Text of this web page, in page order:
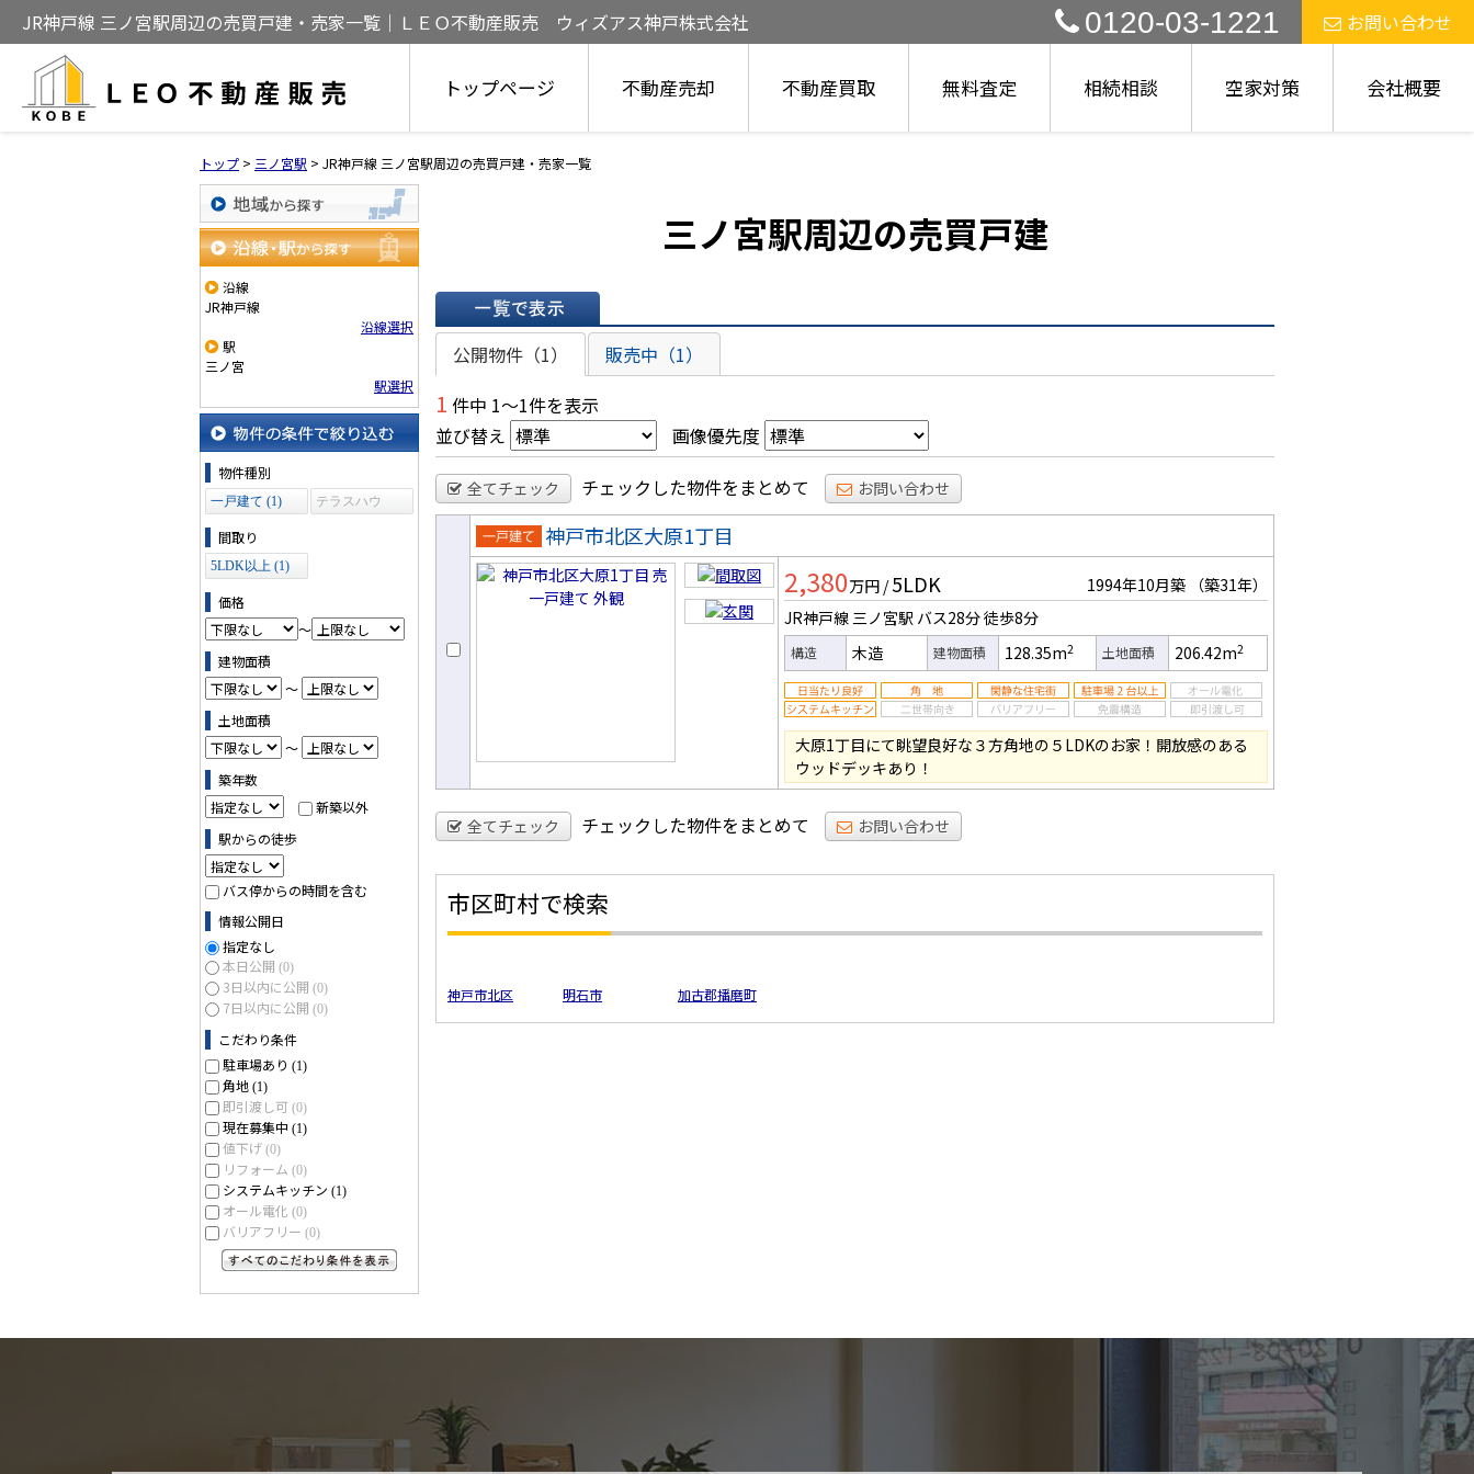
JR神戸線 三ノ宮駅周辺の売買戸建・売家一覧｜ＬＥＯ不動産販売 ウィズアス神戸株式会社 0120-03-1221 お問い合わせ
トップページ 不動産売却 不動産買取 無料査定 相続相談 空家対策 会社概要
トップ > 三ノ宮駅 > JR神戸線 三ノ宮駅周辺の売買戸建・売家一覧
地域から探す
沿線・駅から探す
沿線
JR神戸線
沿線選択
駅
三ノ宮
駅選択
物件の条件で絞り込む
物件種別
一戸建て (1)
テラスハウ
間取り
5LDK以上 (1)
価格
～
建物面積
～
土地面積
～
築年数
新築以外
駅からの徒歩
バス停からの時間を含む
情報公開日
指定なし
本日公開 (0)
3日以内に公開 (0)
7日以内に公開 (0)
こだわり条件
駐車場あり (1)
角地 (1)
即引渡し可 (0)
現在募集中 (1)
値下げ (0)
リフォーム (0)
システムキッチン (1)
オール電化 (0)
バリアフリー (0)
三ノ宮駅周辺の売買戸建
一覧で表示
公開物件（1） 販売中（1）
1 件中 1～1件を表示
並び替え
画像優先度
全てチェック チェックした物件をまとめて お問い合わせ
売一戸建
て
神戸市北区大原1丁目
2,380万円 / 5LDK 1994年10月築
（築31年）
JR神戸線 三ノ宮駅 バス28分徒歩8分
構造 木造 建物面積 128.35m2 土地面積 206.42m2
大原1丁目にて眺望良好な３方角地の５LDKのお家！開放感のある
ウッドデッキあり！
全てチェック チェックした物件をまとめて お問い合わせ
市区町村で検索
神戸市北区 明石市 加古郡播磨町